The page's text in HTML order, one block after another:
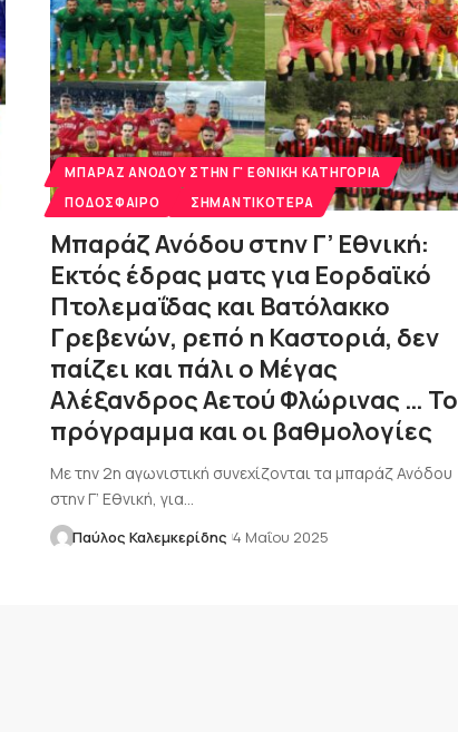
MΠΑΡΑΖ ΑΝΌΔΟΥ ΣΤΗΝ Γ' ΕΘΝΙΚΉ ΚΑΤΗΓΟΡΊΑ
ΠΟΔΌΣΦΑΙΡΟ
ΣΗΜΑΝΤΙΚΌΤΕΡΑ
Μπαράζ Ανόδου στην Γ’ Εθνική:
Εκτός έδρας ματς για Εορδαϊκό
Πτολεμαΐδας και Βατόλακκο
Γρεβενών, ρεπό η Καστοριά, δεν
παίζει και πάλι ο Μέγας
Αλέξανδρος Αετού Φλώρινας … Το
πρόγραμμα και οι βαθμολογίες
Με την 2η αγωνιστική συνεχίζονται τα μπαράζ Ανόδου
στην Γ’ Εθνική, για…
Παύλος Καλεμκερίδης 4 Μαΐου 2025